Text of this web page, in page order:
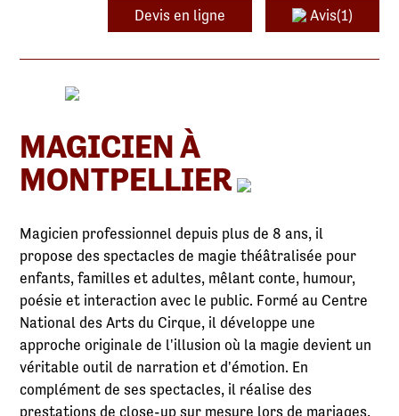
Devis en ligne Avis(1)
MAGICIEN À
MONTPELLIER
Magicien professionnel depuis plus de 8 ans, il
propose des spectacles de magie théâtralisée pour
enfants, familles et adultes, mêlant conte, humour,
poésie et interaction avec le public. Formé au Centre
National des Arts du Cirque, il développe une
approche originale de l'illusion où la magie devient un
véritable outil de narration et d'émotion. En
complément de ses spectacles, il réalise des
prestations de close-up sur mesure lors de mariages,